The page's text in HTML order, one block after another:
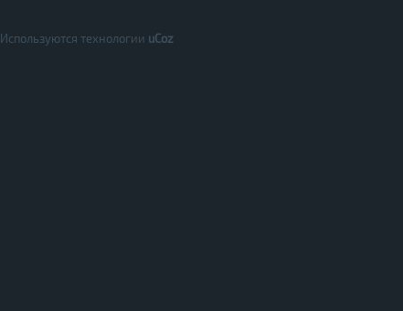
Используются технологии uCoz